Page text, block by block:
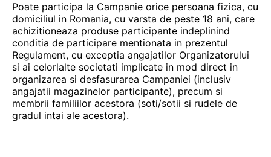
Poate participa la Campanie orice persoana fizica, cu
domiciliul in Romania, cu varsta de peste 18 ani, care
achizitioneaza produse participante indeplinind
conditia de participare mentionata in prezentul
Regulament, cu exceptia angajatilor Organizatorului
si ai celorlalte societati implicate in mod direct in
organizarea si desfasurarea Campaniei (inclusiv
angajatii magazinelor participante), precum si
membrii familiilor acestora (soti/sotii si rudele de
gradul intai ale acestora).